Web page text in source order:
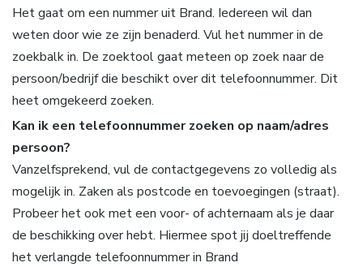
Het gaat om een nummer uit Brand. Iedereen wil dan
weten door wie ze zijn benaderd. Vul het nummer in de
zoekbalk in. De zoektool gaat meteen op zoek naar de
persoon/bedrijf die beschikt over dit telefoonnummer. Dit
heet omgekeerd zoeken.
Kan ik een telefoonnummer zoeken op naam/adres
persoon?
Vanzelfsprekend, vul de contactgegevens zo volledig als
mogelijk in. Zaken als postcode en toevoegingen (straat).
Probeer het ook met een voor- of achternaam als je daar
de beschikking over hebt. Hiermee spot jij doeltreffende
het verlangde telefoonnummer in Brand